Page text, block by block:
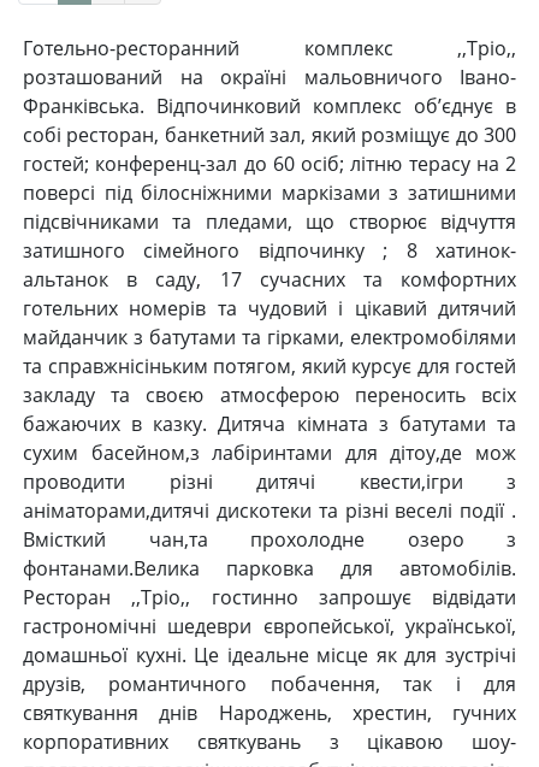
Готельно-ресторанний комплекс ,,Тріо,,
розташований на окраїні мальовничого Івано-
Франківська. Відпочинковий комплекс об’єднує в
собі ресторан, банкетний зал, який розміщує до 300
гостей; конференц-зал до 60 осіб; літню терасу на 2
поверсі під білосніжними маркізами з затишними
підсвічниками та пледами, що створює відчуття
затишного сімейного відпочинку ; 8 хатинок-
альтанок в саду, 17 сучасних та комфортних
готельних номерів та чудовий і цікавий дитячий
майданчик з батутами та гірками, електромобілями
та справжнісіньким потягом, який курсує для гостей
закладу та своєю атмосферою переносить всіх
бажаючих в казку. Дитяча кімната з батутами та
сухим басейном,з лабіринтами для дітоу,де мож
проводити різні дитячі квести,ігри з
аніматорами,дитячі дискотеки та різні веселі події .
Вмісткий чан,та прохолодне озеро з
фонтанами.Велика парковка для автомобілів.
Ресторан ,,Тріо,, гостинно запрошує відвідати
гастрономічні шедеври європейської, української,
домашньої кухні. Це ідеальне місце як для зустрічі
друзів, романтичного побачення, так і для
святкування днів Народжень, хрестин, гучних
корпоративних святкувань з цікавою шоу-